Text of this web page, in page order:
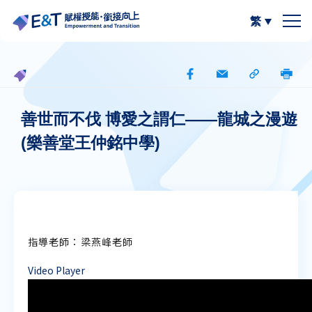
計劃內容
計劃成員
最新動態
計劃活動與發展
關於比賽
2024-25
作品集
資源區
閲讀教學資源
寫作教學資源
A A A
繁
善世⽽不伐 博愛之謂仁——⿓城之漫遊
(樂善堂王仲銘中學)
指導老師：梁燕峰老師
Video Player